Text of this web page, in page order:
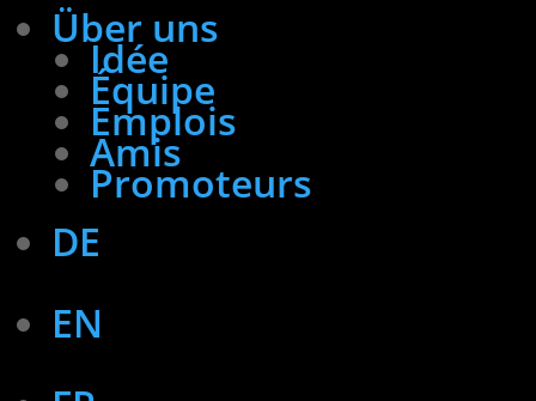
Über uns
Idée
Équipe
Emplois
Amis
Promoteurs
DE
EN